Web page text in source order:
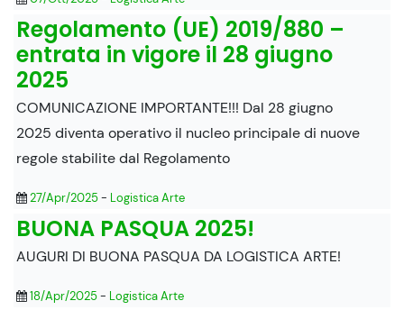
Regolamento (UE) 2019/880 –
entrata in vigore il 28 giugno
2025
COMUNICAZIONE IMPORTANTE!!! Dal 28 giugno
2025 diventa operativo il nucleo principale di nuove
regole stabilite dal Regolamento
27/Apr/2025- Logistica Arte
BUONA PASQUA 2025!
AUGURI DI BUONA PASQUA DA LOGISTICA ARTE!
18/Apr/2025- Logistica Arte